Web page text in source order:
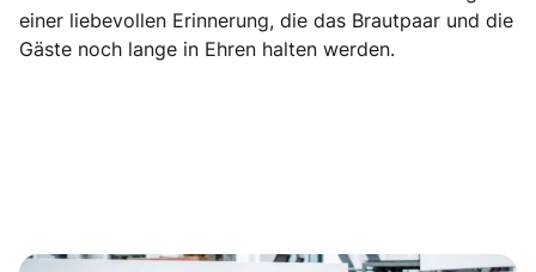
einer liebevollen Erinnerung, die das Brautpaar und die
Gäste noch lange in Ehren halten werden.